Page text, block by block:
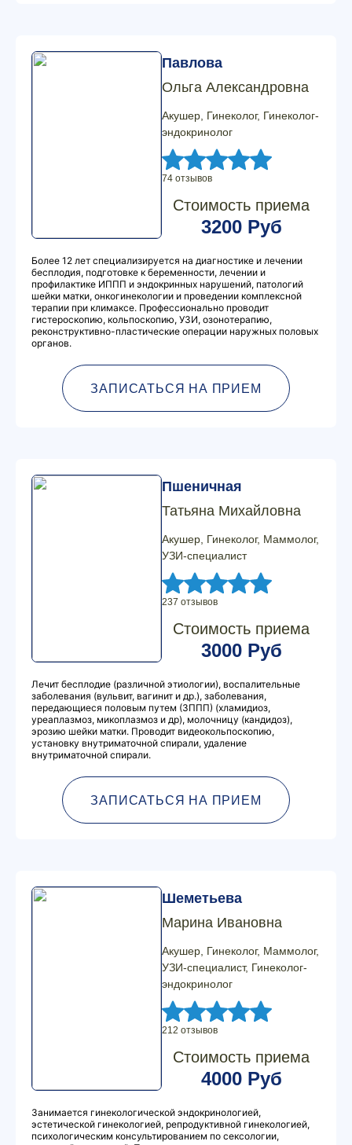
Павлова
Ольга Александровна
Акушер, Гинеколог, Гинеколог-
эндокринолог
74 отзывов
Стоимость приема
3200 Руб
Более 12 лет специализируется на диагностике и лечении
бесплодия, подготовке к беременности, лечении и
профилактике ИППП и эндокринных нарушений, патологий
шейки матки, онкогинекологии и проведении комплексной
терапии при климаксе. Профессионально проводит
гистероскопию, кольпоскопию, УЗИ, озонотерапию,
реконструктивно-пластические операции наружных половых
органов.
ЗАПИСАТЬСЯ НА ПРИЕМ
Пшеничная
Татьяна Михайловна
Акушер, Гинеколог, Маммолог,
УЗИ-специалист
237 отзывов
Стоимость приема
3000 Руб
Лечит бесплодие (различной этиологии), воспалительные
заболевания (вульвит, вагинит и др.), заболевания,
передающиеся половым путем (ЗППП) (хламидиоз,
уреаплазмоз, микоплазмоз и др), молочницу (кандидоз),
эрозию шейки матки. Проводит видеокольпоскопию,
установку внутриматочной спирали, удаление
внутриматочной спирали.
ЗАПИСАТЬСЯ НА ПРИЕМ
Шеметьева
Марина Ивановна
Акушер, Гинеколог, Маммолог,
УЗИ-специалист, Гинеколог-
эндокринолог
212 отзывов
Стоимость приема
4000 Руб
Занимается гинекологической эндокринологией,
эстетической гинекологией, репродуктивной гинекологией,
психологическим консультированием по сексологии,